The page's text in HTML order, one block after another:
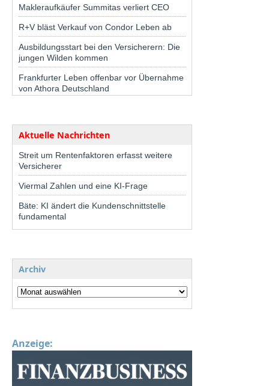
Makleraufkäufer Summitas verliert CEO
R+V bläst Verkauf von Condor Leben ab
Ausbildungsstart bei den Versicherern: Die
jungen Wilden kommen
Frankfurter Leben offenbar vor Übernahme
von Athora Deutschland
Aktuelle Nachrichten
Streit um Rentenfaktoren erfasst weitere
Versicherer
Viermal Zahlen und eine KI-Frage
Bäte: KI ändert die Kundenschnittstelle
fundamental
Archiv
Anzeige: